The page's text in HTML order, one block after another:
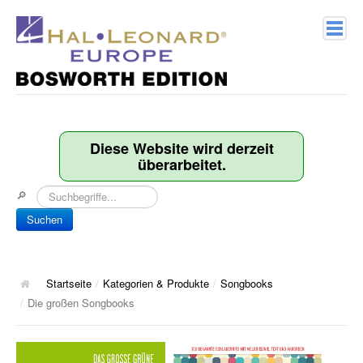
Verlagsprofil
Kontakt
Songbooks
10 Charthits
ACT Music
Diese Website wird derzeit
überarbeitet.
🔎
Suchen
Startseite / Kategorien & Produkte / Songbooks
/ Die großen Songbooks